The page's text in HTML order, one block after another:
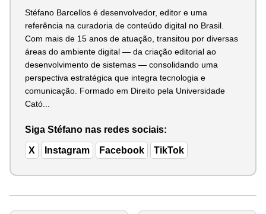
Stéfano Barcellos é desenvolvedor, editor e uma
referência na curadoria de conteúdo digital no Brasil.
Com mais de 15 anos de atuação, transitou por diversas
áreas do ambiente digital — da criação editorial ao
desenvolvimento de sistemas — consolidando uma
perspectiva estratégica que integra tecnologia e
comunicação. Formado em Direito pela Universidade
Cató...
Siga Stéfano nas redes sociais:
X Instagram Facebook TikTok